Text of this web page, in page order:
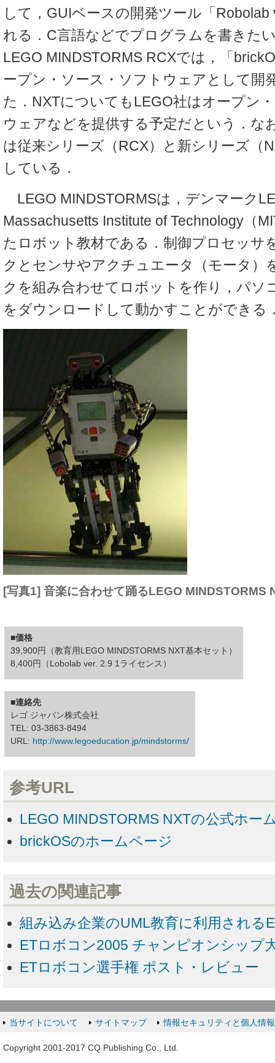
して，GUIベースの開発ツール「Robolab
れる．C言語などでプログラムを書きた
LEGO MINDSTORMS RCXでは，「
ープン・ソース・ソフトウェアとして開
た．NXTについてもLEGO社はオープン
ウェアなどを提供する予定だという．な
は従来シリーズ（RCX）と新シリーズ（
している．
LEGO MINDSTORMSは，デンマーク
Massachusetts Institute of Technology（
たロボット教材である．制御プロセッサ
クとセンサやアクチュエータ（モータ）
クを組み合わせてロボットを作り，パソ
をダウンロードして動かすことができる
[写真1] 音楽に合わせて踊るLEGO MINDSTORMS
■価格
39,900円（教育用LEGO MINDSTORMS NXT基本セット）
8,400円（Lobolab ver. 2.9 1ライセンス）
■連絡先
レゴ ジャパン株式会社
TEL: 03-3863-8494
URL: http://www.legoeducation.jp/mindstorms/
参考URL
LEGO MINDSTORMS NXTの公式ホー
brickOSのホームページ
過去の関連記事
組み込み企業のUML教育に利用される
ETロボコン2005 チャンピオンシップ
ETロボコン選手権 ポスト・レビュー
当サイトについて サイトマップ 情報セキュリティと個人情
Copyright 2001-2017 CQ Publishing Co., Ltd.